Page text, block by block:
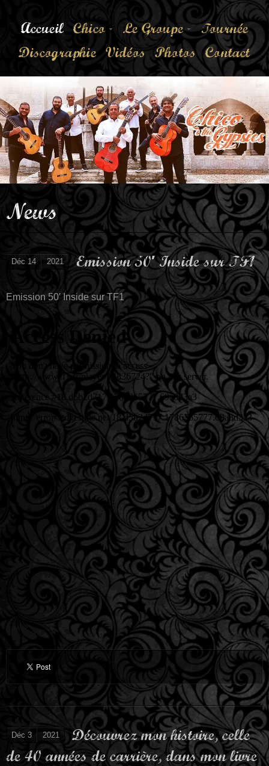
Accueil Chico Le Groupe
Tournée
Discographie Vidéos Photos Contact
News
Déc 14 2021 Emission 50′ Inside sur TF1
Emission 50′ Inside sur TF1
Déc 3 2021
Découvrez mon histoire, celle
de 40 années de carrière, dans mon livre